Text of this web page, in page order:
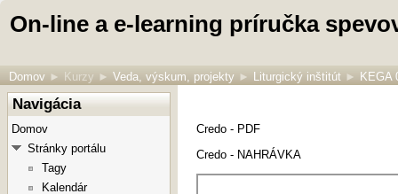
On-line a e-learning príručka
Domov ► Kurzy ► Veda, výskum, projekty ► Liturgický inštitút ► KEGA
Credo - PDF
Credo - NAHRÁVKA
Navigácia
Domov
Stránky portálu
Tagy
Kalendár